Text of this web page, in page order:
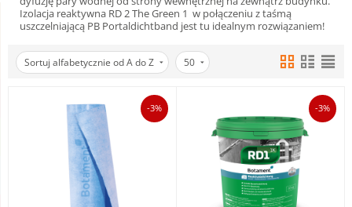
Izolacja reaktywna RD 2 The Green 1 w połączeniu z taśmą
uszczelniającą PB Portaldichtband jest tu idealnym rozwiązaniem!
Sortuj alfabetycznie od A do Z 50
-3% -3%